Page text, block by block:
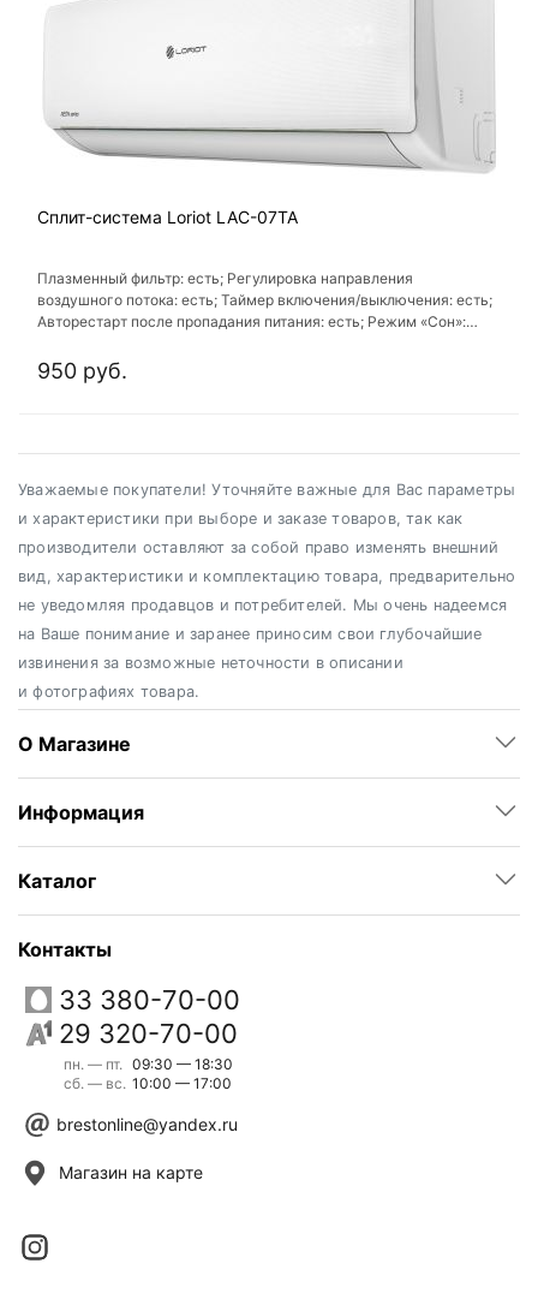
Сплит-система Loriot LAC-07TA
Плазменный фильтр: есть; Регулировка направления
воздушного потока: есть; Таймер включения/выключения: есть;
Авторестарт после пропадания питания: есть; Режим «Сон»:
950 руб.
Уважаемые покупатели! Уточняйте важные для Вас параметры
и характеристики при выборе и заказе товаров, так как
производители оставляют за собой право изменять внешний
вид, характеристики и комплектацию товара, предварительно
не уведомляя продавцов и потребителей. Мы очень надеемся
на Ваше понимание и заранее приносим свои глубочайшие
извинения за возможные неточности в описании
и фотографиях товара.
О Магазине
Информация
Каталог
Контакты
33 380-70-00
29 320-70-00
пн. — пт.
сб. — вс.
09:30 — 18:30
10:00 — 17:00
brestonline@yandex.ru
Магазин на карте